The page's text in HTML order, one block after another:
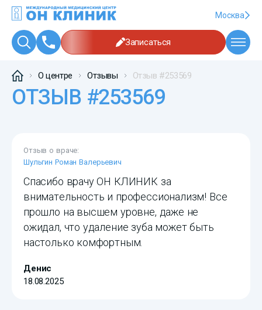
Москва
Записаться
О центре Отзывы Отзыв #253569
ОТЗЫВ #253569
Отзыв о враче:
Шульгин Роман Валерьевич
Спасибо врачу ОН КЛИНИК за
внимательность и профессионализм! Все
прошло на высшем уровне, даже не
ожидал, что удаление зуба может быть
настолько комфортным.
Денис
18.08.2025